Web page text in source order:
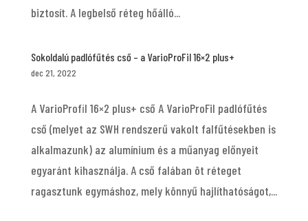
biztosít. A legbelső réteg hőálló...
Sokoldalú padlófűtés cső – a VarioProFil 16×2 plus+
dec 21, 2022
A VarioProfil 16×2 plus+ cső A VarioProFil padlófűtés
cső (melyet az SWH rendszerű vakolt falfűtésekben is
alkalmazunk) az alumínium és a műanyag előnyeit
egyaránt kihasználja. A cső falában öt réteget
ragasztunk egymáshoz, mely könnyű hajlíthatóságot,...